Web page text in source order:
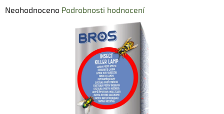
Průměrné
Neohodnoceno Podrobnosti hodnocení